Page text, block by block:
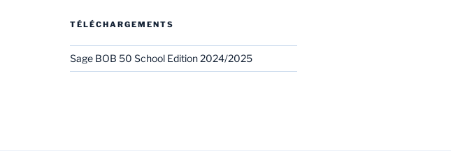
TÉLÉCHARGEMENTS
Sage BOB 50 School Edition 2024/2025